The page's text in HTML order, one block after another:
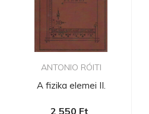
ANTONIO RÓITI
A fizika elemei II.
2 550 Ft